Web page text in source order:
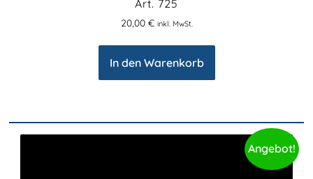
Art. 725
20,00 € inkl. MwSt.
In den Warenkorb
Angebot!